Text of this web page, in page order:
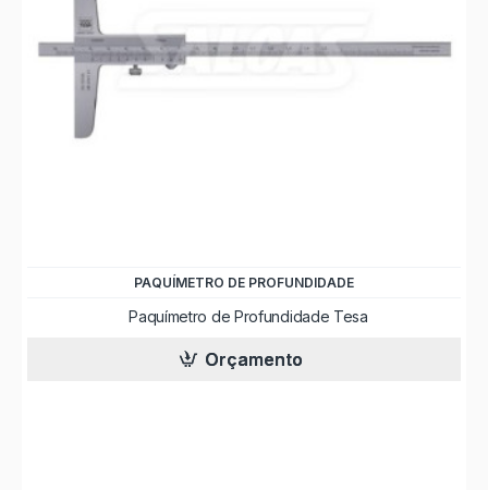
PAQUÍMETRO DE PROFUNDIDADE
Paquímetro de Profundidade Tesa
Orçamento